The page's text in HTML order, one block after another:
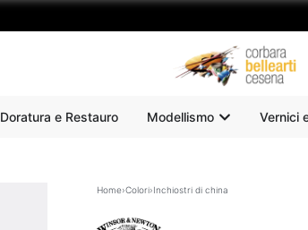
Doratura e Restauro Modellismo Vernici
Home›Colori›Inchiostri di china